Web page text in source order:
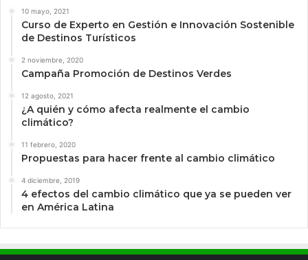
10 mayo, 2021
Curso de Experto en Gestión e Innovación Sostenible
de Destinos Turísticos
2 noviembre, 2020
Campaña Promoción de Destinos Verdes
12 agosto, 2021
¿A quién y cómo afecta realmente el cambio
climático?
11 febrero, 2020
Propuestas para hacer frente al cambio climático
4 diciembre, 2019
4 efectos del cambio climático que ya se pueden ver
en América Latina